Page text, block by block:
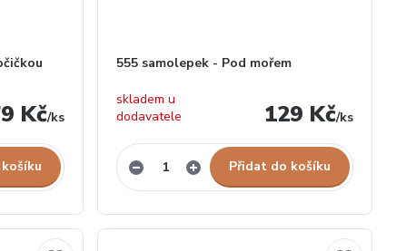
Kč/ks
555 samolepek - Pod mořem
129 Kč/ks
skladem u
dodavatele
Přidat do košíku